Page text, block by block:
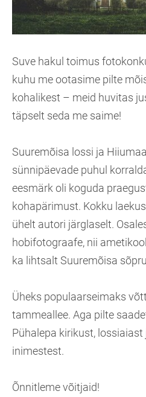
Suve hakul toimus
kuhu me ootasime pilte
kohalikest – meid huvitas
täpselt seda me saime!
Suuremõisa lossi ja
sünnipäevade puhul
eesmärk oli koguda
kohapärimust. Kokku
ühelt autori järglaselt.
hobifotograafe, nii
ka lihtsalt Suuremõisa
Üheks populaarseimaks
tammeallee. Aga pilte
Pühalepa kirikust,
inimestest.
Õnnitleme võitjaid!